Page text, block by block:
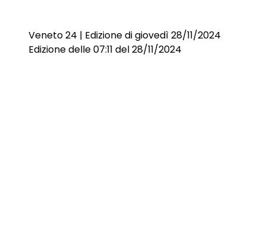
Veneto 24 | Edizione di giovedì 28/11/2024
Edizione delle 07:11 del 28/11/2024